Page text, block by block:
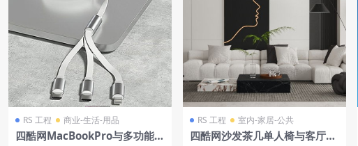
RS 工程 商业-生活-用品
四酷网MacBookPro与多功能伸
RS 工程 室内-家居-公共
四酷网沙发茶几单人椅与客厅钢